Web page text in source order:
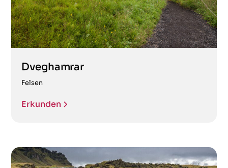
Dveghamrar
Felsen
Erkunden